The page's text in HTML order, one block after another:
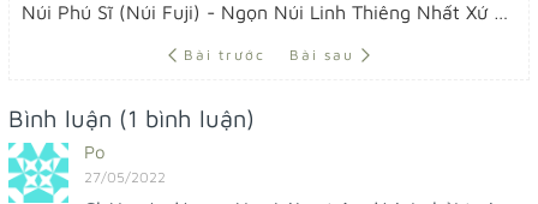
Núi Phú Sĩ (Núi Fuji) - Ngọn Núi Linh Thiêng Nhất Xứ Sở Mặt Trời Mọc.
Bài trước Bài sau
Bình luận (1 bình luận)
Po
27/05/2022